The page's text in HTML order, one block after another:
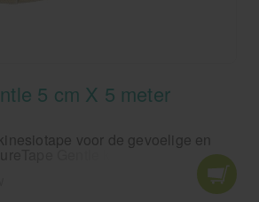
5 cm X 5 meter
voor de gevoelige en
Gentle kinesiotape is
bij mensen met een
Pas CureTape Gentle toe op